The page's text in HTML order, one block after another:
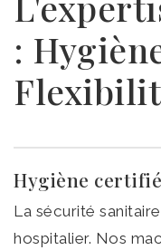
:
Hygiène
La sécurité
hospitalier. Nos